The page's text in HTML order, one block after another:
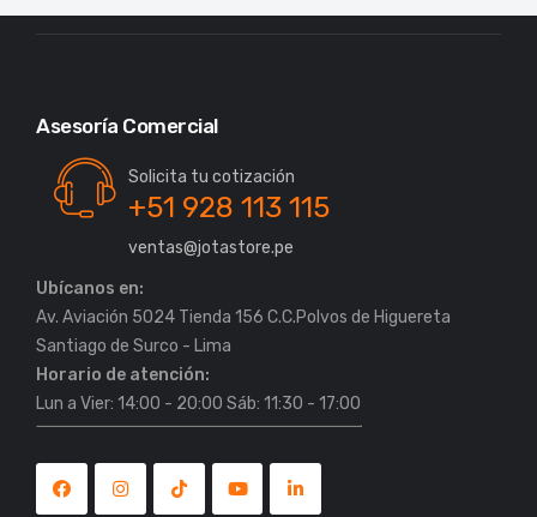
Asesoría Comercial
Solicita tu cotización
+51 928 113 115
ventas@jotastore.pe
Ubícanos en:
Av. Aviación 5024 Tienda 156 C.C.Polvos de Higuereta
Horario de atención:
Lun a Vier: 14:00 - 20:00 Sáb: 11:30 - 17:00